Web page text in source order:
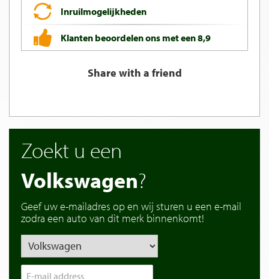
Inruilmogelijkheden
Klanten beoordelen ons met een 8,9
Share with a friend
Zoekt u een
Volkswagen?
Geef uw e-mailadres op en wij sturen u een e-mail
zodra een auto van dit merk binnenkomt!